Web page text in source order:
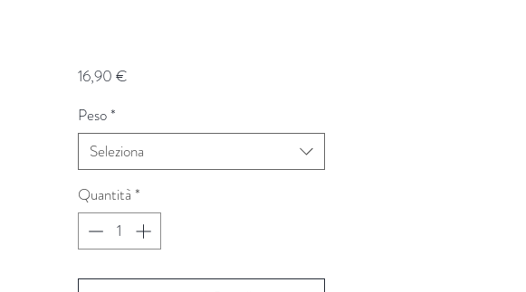
16,90 €Prezzo
Peso*
Seleziona
Quantità *